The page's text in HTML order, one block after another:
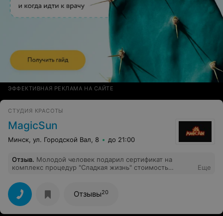
ЭФФЕКТИВНАЯ РЕКЛАМА НА САЙТЕ
СТУДИЯ КРАСОТЫ
MagicSun
Минск, ул. Городской Вал, 8 до 21:00
Отзыв. Молодой человек подарил сертификат на
комплекс процедур "Сладкая жизнь" стоимость
комплекс входит:массаж, шоколадное обертывание,
спа-маникюр, спа-педикюр.Первым был массаж и
попросили снять пирсинг из пупка.Массаж
крутой,обертывание тоже.Потом меня провели на
Еще
Отзывы20